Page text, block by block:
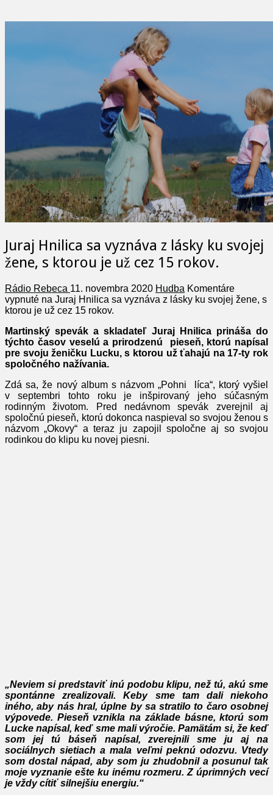
Juraj Hnilica sa vyznáva z lásky ku svojej
žene, s ktorou je už cez 15 rokov.
Rádio Rebeca 11. novembra 2020 Hudba Komentáre
vypnuté na Juraj Hnilica sa vyznáva z lásky ku svojej žene, s
ktorou je už cez 15 rokov.
Martinský spevák a skladateľ Juraj Hnilica prináša do
týchto časov veselú a prirodzenú pieseň, ktorú napísal
pre svoju ženičku Lucku, s ktorou už ťahajú na 17-ty rok
spoločného nažívania.
Zdá sa, že nový album s názvom „Pohni líca“, ktorý vyšiel
v septembri tohto roku je inšpirovaný jeho súčasným
rodinným životom. Pred nedávnom spevák zverejnil aj
spoločnú pieseň, ktorú dokonca naspieval so svojou ženou s
názvom „Okovy“ a teraz ju zapojil spoločne aj so svojou
rodinkou do klipu ku novej piesni.
„Neviem si predstaviť inú podobu klipu, než tú, akú sme
spontánne zrealizovali. Keby sme tam dali niekoho
iného, aby nás hral, úplne by sa stratilo to čaro osobnej
výpovede. Pieseň vznikla na základe básne, ktorú som
Lucke napísal, keď sme mali výročie. Pamätám si, že keď
som jej tú báseň napísal, zverejnili sme ju aj na
sociálnych sietiach a mala veľmi peknú odozvu. Vtedy
som dostal nápad, aby som ju zhudobnil a posunul tak
moje vyznanie ešte ku inému rozmeru. Z úprimných vecí
je vždy cítiť silnejšiu energiu.“